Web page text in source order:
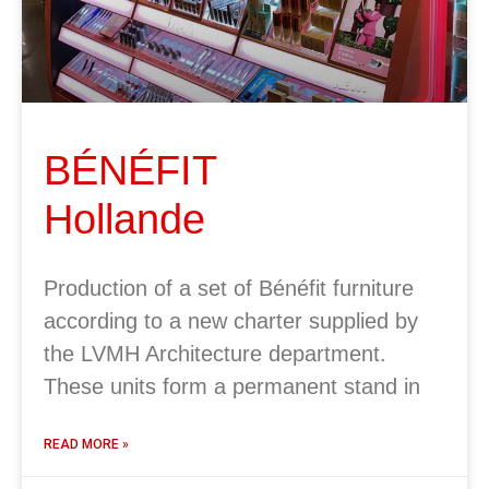
BÉNÉFIT
Hollande
Production of a set of Bénéfit furniture
according to a new charter supplied by
the LVMH Architecture department.
These units form a permanent stand in
READ MORE »